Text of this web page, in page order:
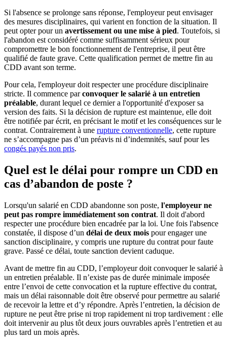
Si l'absence se prolonge sans réponse, l'employeur peut envisager
des mesures disciplinaires, qui varient en fonction de la situation. Il
peut opter pour un avertissement ou une mise à pied. Toutefois, si
l'abandon est considéré comme suffisamment sérieux pour
compromettre le bon fonctionnement de l'entreprise, il peut être
qualifié de faute grave. Cette qualification permet de mettre fin au
CDD avant son terme.
Pour cela, l'employeur doit respecter une procédure disciplinaire
stricte. Il commence parconvoquer le salarié à un entretien
préalable, durant lequel ce dernier a l'opportunité d'exposer sa
version des faits. Si la décision de rupture est maintenue, elle doit
être notifiée par écrit, en précisant le motif et les conséquences sur le
contrat. Contrairement à une rupture conventionnelle, cette rupture
ne s’accompagne pas d’un préavis ni d’indemnités, sauf pour les
congés payés non pris.
Quel est le délai pour rompre un CDD en
cas d’abandon de poste ?
Lorsqu'un salarié en CDD abandonne son poste, l'employeur ne
peut pas rompre immédiatement son contrat. Il doit d'abord
respecter une procédure bien encadrée par la loi. Une fois l'absence
constatée, il dispose d’un délai de deux mois pour engager une
sanction disciplinaire, y compris une rupture du contrat pour faute
grave. Passé ce délai, toute sanction devient caduque.
Avant de mettre fin au CDD, l’employeur doit convoquer le salarié à
un entretien préalable. Il n’existe pas de durée minimale imposée
entre l’envoi de cette convocation et la rupture effective du contrat,
mais un délai raisonnable doit être observé pour permettre au salarié
de recevoir la lettre et d’y répondre. Après l’entretien, la décision de
rupture ne peut être prise ni trop rapidement ni trop tardivement : elle
doit intervenir au plus tôt deux jours ouvrables après l’entretien et au
plus tard un mois après.